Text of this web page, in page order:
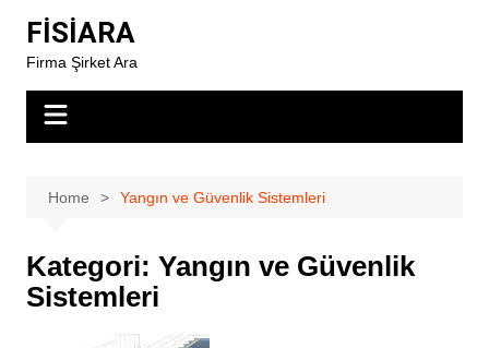
content
FİSİARA
Firma Şirket Ara
Home Yangın ve Güvenlik Sistemleri
Kategori: Yangın ve Güvenlik
Sistemleri